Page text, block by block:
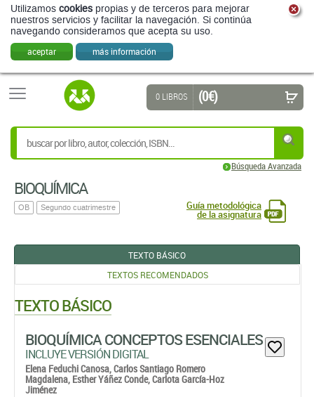
Utilizamos cookies propias y de terceros para mejorar
nuestros servicios y facilitar la navegación. Si continúa
navegando consideramos que acepta su uso.
aceptar más información
Búsqueda Avanzada
0 LIBROS (0 €)
BIOQUÍMICA
OB Segundo cuatrimestre Guía metodológica
de la asignatura
TEXTO BÁSICO
TEXTOS RECOMENDADOS
TEXTO BÁSICO
BIOQUÍMICA CONCEPTOS ESENCIALES
INCLUYE VERSIÓN DIGITAL
Elena Feduchi Canosa,Carlos Santiago Romero
Magdalena, Esther Yáñez Conde,Carlota García-Hoz
Jiménez